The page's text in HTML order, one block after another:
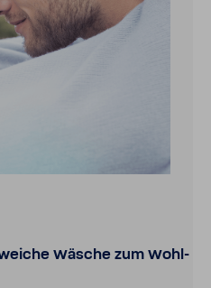
Wäsche zum Wohl­